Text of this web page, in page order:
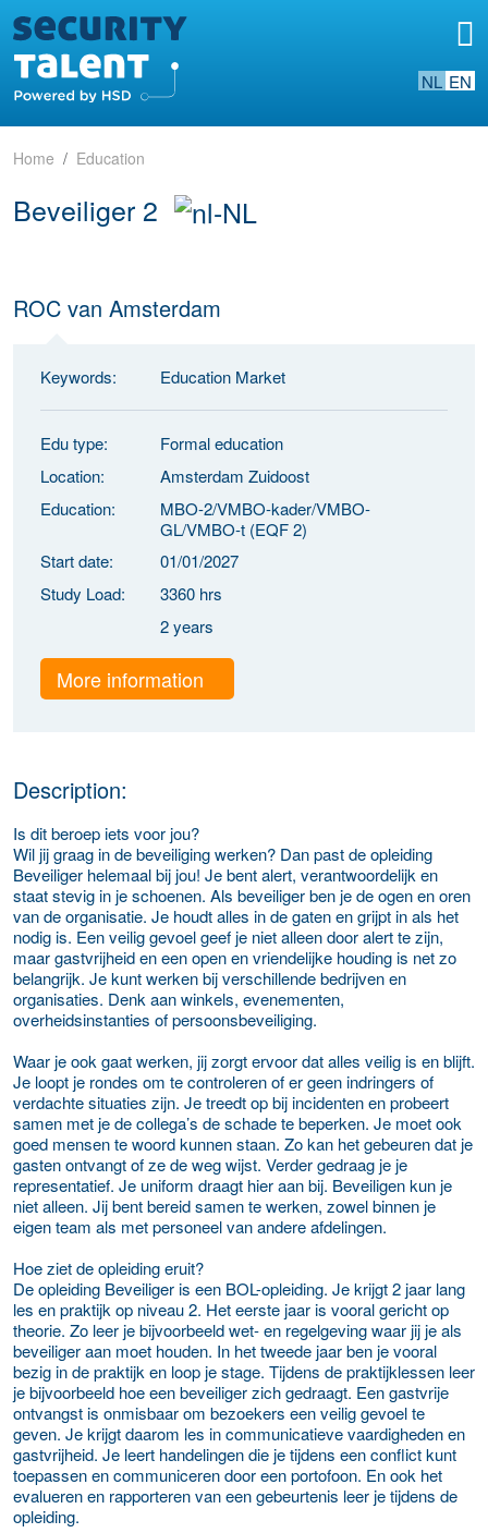
NL EN
Home Education
Beveiliger 2
ROC van Amsterdam
Keywords: Education Market
Edu type:
Formal education
Location:
Amsterdam Zuidoost
Education:
MBO-2/VMBO-kader/VMBO-
GL/VMBO-t (EQF 2)
Start date:
01/01/2027
Study Load:
3360 hrs
2 years
More information
Description:
Is dit beroep iets voor jou?
Wil jij graag in de beveiliging werken? Dan past de opleiding
Beveiliger helemaal bij jou! Je bent alert, verantwoordelijk en
staat stevig in je schoenen. Als beveiliger ben je de ogen en oren
van de organisatie. Je houdt alles in de gaten en grijpt in als het
nodig is. Een veilig gevoel geef je niet alleen door alert te zijn,
maar gastvrijheid en een open en vriendelijke houding is net zo
belangrijk. Je kunt werken bij verschillende bedrijven en
organisaties. Denk aan winkels, evenementen,
overheidsinstanties of persoonsbeveiliging.
Waar je ook gaat werken, jij zorgt ervoor dat alles veilig is en blijft.
Je loopt je rondes om te controleren of er geen indringers of
verdachte situaties zijn. Je treedt op bij incidenten en probeert
samen met je de collega’s de schade te beperken. Je moet ook
goed mensen te woord kunnen staan. Zo kan het gebeuren dat je
gasten ontvangt of ze de weg wijst. Verder gedraag je je
representatief. Je uniform draagt hier aan bij. Beveiligen kun je
niet alleen. Jij bent bereid samen te werken, zowel binnen je
eigen team als met personeel van andere afdelingen.
Hoe ziet de opleiding eruit?
De opleiding Beveiliger is een BOL-opleiding. Je krijgt 2 jaar lang
les en praktijk op niveau 2. Het eerste jaar is vooral gericht op
theorie. Zo leer je bijvoorbeeld wet- en regelgeving waar jij je als
beveiliger aan moet houden. In het tweede jaar ben je vooral
bezig in de praktijk en loop je stage. Tijdens de praktijklessen leer
je bijvoorbeeld hoe een beveiliger zich gedraagt. Een gastvrije
ontvangst is onmisbaar om bezoekers een veilig gevoel te
geven. Je krijgt daarom les in communicatieve vaardigheden en
gastvrijheid. Je leert handelingen die je tijdens een conflict kunt
toepassen en communiceren door een portofoon. En ook het
evalueren en rapporteren van een gebeurtenis leer je tijdens de
opleiding.